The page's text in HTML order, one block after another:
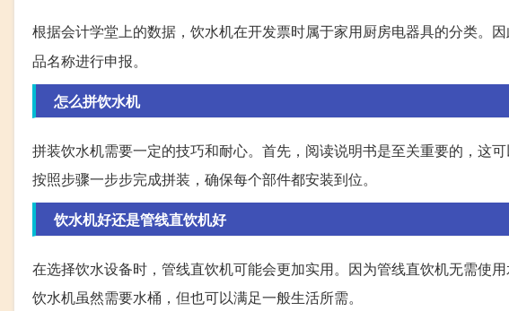
根据会计学堂上的数据，饮水机在开发票时属于家用厨房电器具的分类。
品名称进行申报。
怎么拼饮水机
拼装饮水机需要一定的技巧和耐心。首先，阅读说明书是至关重要的，这
按照步骤一步步完成拼装，确保每个部件都安装到位。
饮水机好还是管线直饮机好
在选择饮水设备时，管线直饮机可能会更加实用。因为管线直饮机无需使
饮水机虽然需要水桶，但也可以满足一般生活所需。